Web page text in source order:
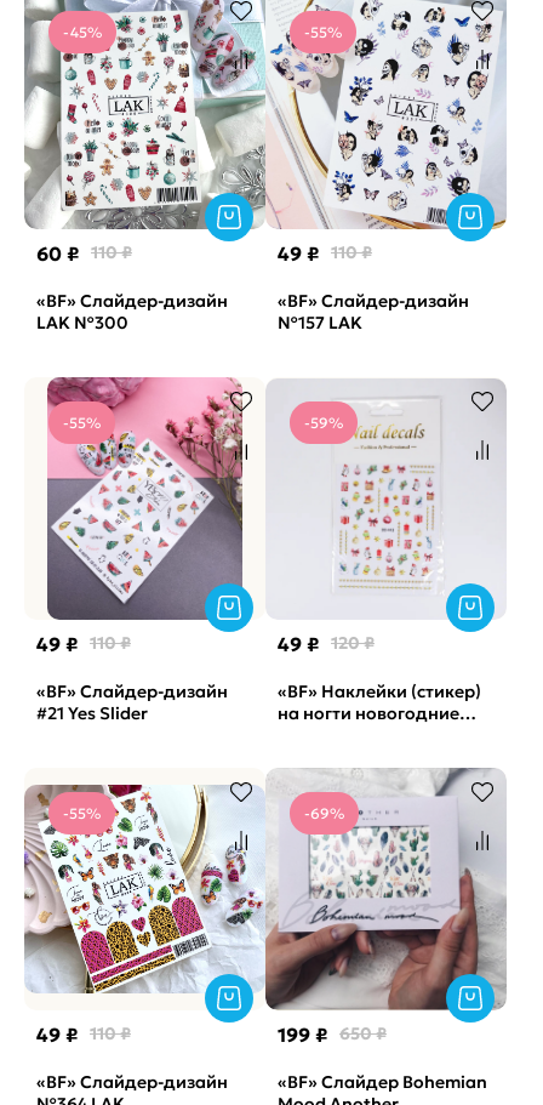
-45%
60 ₽ 110 ₽
«BF» Слайдер-дизайн
LAK №300
-55%
49 ₽ 110 ₽
«BF» Слайдер-дизайн
№157 LAK
-55%
49 ₽ 110 ₽
«BF» Слайдер-дизайн
#21 Yes Slider
-59%
49 ₽ 120 ₽
«BF» Наклейки (стикер)
на ногти новогодние
-55%
49 ₽ 110 ₽
«BF» Cлайдер-дизайн
-69%
199 ₽ 650 ₽
«BF» Слайдер Bohemian